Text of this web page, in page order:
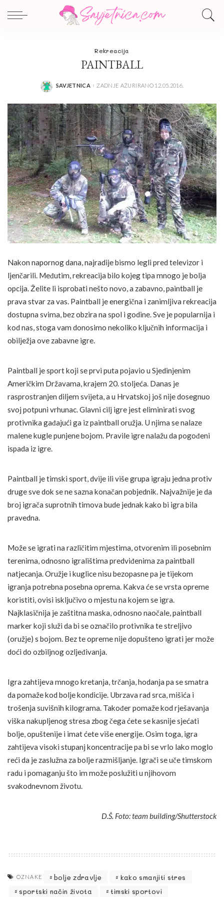
Rekreacija
PAINTBALL
POSTED
SAVJETNICA ZADNJE AŽURIRANO 12.05.2016.
Nakon napornog dana, najradije bismo legli pred televizor i
ljenčarili. Međutim, rekreacija bilo kojeg tipa mnogo je bolja
opcija. Želite li isprobati nešto novo, a zabavno, paintball je
prava stvar za vas. Paintball je energična i zanimljiva rekreacija
dostupna svima, bez obzira na spol i godine. Sve je popularnija i
kod nas, stoga vam donosimo nekoliko ključnih informacija i
obilježja ove zabavne igre.
Paintball je sport koji se prvi puta pojavio u Sjedinjenim
Američkim Državama, krajem 20. stoljeća. Danas je
rasprostranjen diljem svijeta, a u Hrvatskoj još nije dosegnuo
svoj potpuni vrhunac. Glavni cilj igre jest eliminirati svog
protivnika gađajući ga iz paintball oružja. U njima se nalaze
malene kugle punjene bojom. Pravile igre nalažu da pogođeni
ispada iz igre.
Paintball je timski sport, dvije ili više grupa igraju jedna protiv
druge sve dok se ne sazna konačan pobjednik. Najvažnije je da
broj igrača suprotnih timova bude jednak kako bi igra bila
pravedna.
Može se igrati na različitim mjestima, otvorenim ili posebnim
terenima, odnosno igralištima predviđenima za paintball
natjecanja. Oružje i kuglice nisu bezopasne pa je tijekom
igranja potrebna posebna oprema. Kakva će se vrsta opreme
koristiti, ovisi isključivo o mjestu na kojem se igra.
Najklasičnija je zaštitna maska, odnosno naočale, paintball
marker koji služi da bi se označilo protivnika te streljivo
(oružje) s bojom. Bez te opreme nije dopušteno igrati jer može
doći do ozbiljnog ozljeđivanja.
Igra zahtijeva mnogo kretanja, trčanja, hodanja pa se smatra
da pomaže kod bolje kondicije. Ubrzava rad srca, mišića i
trošenja suvišnih kilograma. Također pomaže kod rješavanja
viška nakupljenog stresa zbog čega ćete se kasnije sjećati
bolje, opuštenije i imat ćete više energije. Osim toga, igra
zahtijeva visoki stupanj koncentracije pa bi se vrlo lako moglo
reći da je zaslužna za bolje razmišljanje. Igrači se uče timskom
radu i pomaganju što im može poslužiti u njihovom
svakodnevnom životu.
D.Š. Foto: team building/Shutterstock
OZNAKE bolje zdravlje
kako smanjiti stres
sportski način života
timski sportovi